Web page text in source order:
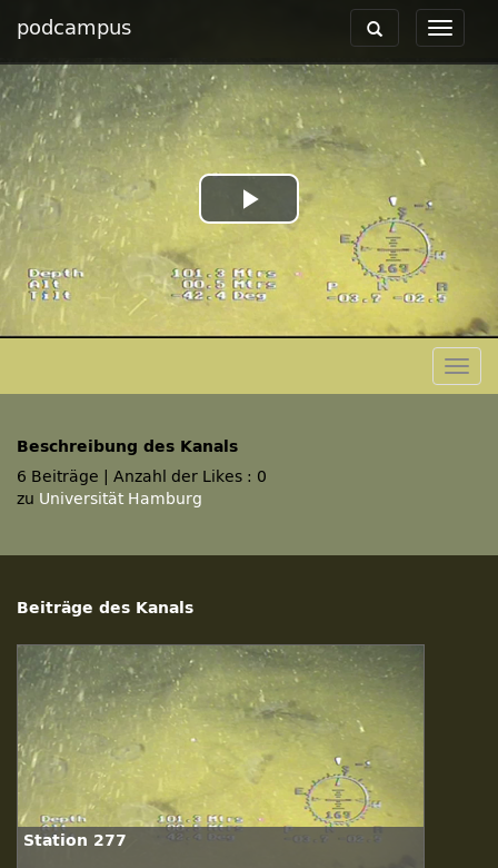
podcampus
Toggle
Toggle
navigation
Play
Video
Beschreibung des Kanals
6 Beiträge
Anzahl der Likes : 0
zu Universität Hamburg
Beiträge des Kanals
Station 277